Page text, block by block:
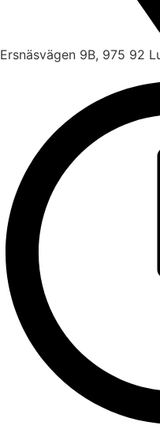
Ersnäsvägen 9B, 975 92